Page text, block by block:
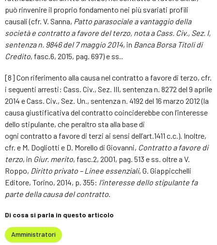
può rinvenire il proprio fondamento nei più svariati profili
causali (cfr. V. Sanna, Patto parasociale a vantaggio della
società e contratto a favore del terzo, nota a Cass. Civ., Sez. I,
sentenza n. 9846 del 7 maggio 2014, in Banca Borsa Titoli di
Credito, fasc.6, 2015, pag. 697) e ss..
[8] Con riferimento alla causa nel contratto a favore di terzo, cfr.
i seguenti arresti: Cass. Civ., Sez. III, sentenza n. 8272 del 9 aprile
2014 e Cass. Civ., Sez. Un., sentenza n. 4192 del 16 marzo 2012 (la
causa giustificativa del contratto coinciderebbe con l’interesse
dello stipulante, che peraltro sta alla base di
ogni contratto a favore di terzi ai sensi dell’art.1411 c.c.). Inoltre,
cfr. e M. Dogliotti e D. Morello di Giovanni, Contratto a favore di
terzo, in Giur. merito, fasc.2, 2001, pag. 513 e ss. oltre a V.
Roppo, Diritto privato – Linee essenziali, G. Giappicchelli
Editore, Torino, 2014, p. 355: l’interesse dello stipulante fa
parte della causa del contratto.
Di cosa si parla in questo articolo
Amministratori